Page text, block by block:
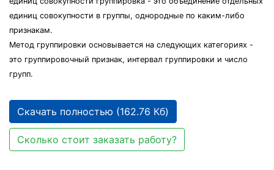
единиц сово­купности в группы, однородные по каким-либо
признакам.
Метод группировки основывается на следующих категориях -
это группировочный признак, интервал группировки и число
групп.
Скачать полностью (162.76 Кб)
Сколько стоит заказать работу?